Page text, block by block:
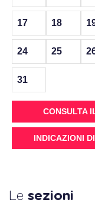
17 18
24 25
31
CONSULTA
INDICAZIONI
Le sezioni